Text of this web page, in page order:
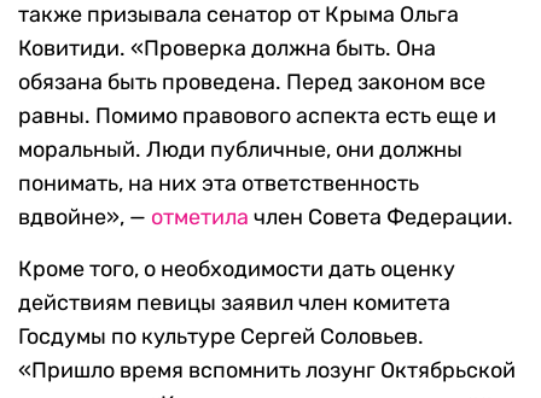
также призывала сенатор от Крыма Ольга
Ковитиди. «Проверка должна быть. Она
обязана быть проведена. Перед законом все
равны. Помимо правового аспекта есть еще и
моральный. Люди публичные, они должны
понимать, на них эта ответственность
вдвойне», — отметила член Совета Федерации.
Кроме того, о необходимости дать оценку
действиям певицы заявил член комитета
Госдумы по культуре Сергей Соловьев.
«Пришло время вспомнить лозунг Октябрьской